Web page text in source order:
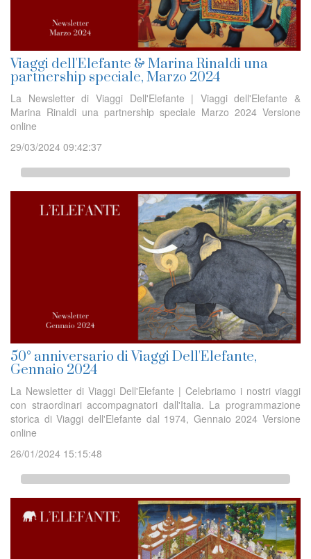
Viaggi dell'Elefante & Marina Rinaldi una
partnership speciale, Marzo 2024
La Newsletter di Viaggi Dell'Elefante | Viaggi dell'Elefante &
Marina Rinaldi una partnership speciale Marzo 2024 Versione
online
29/03/2024 09:42:37
50° anniversario di Viaggi Dell'Elefante,
Gennaio 2024
La Newsletter di Viaggi Dell'Elefante | Celebriamo i nostri viaggi
con straordinari accompagnatori dall'Italia. La programmazione
storica di Viaggi dell'Elefante dal 1974, Gennaio 2024 Versione
online
26/01/2024 15:15:48